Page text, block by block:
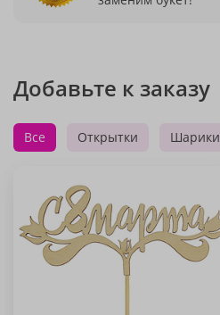
Добавьте к заказу
Все Открытки Шарики